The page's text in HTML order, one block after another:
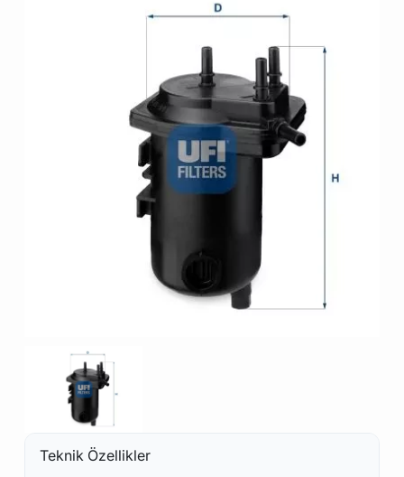
Teknik Özellikler